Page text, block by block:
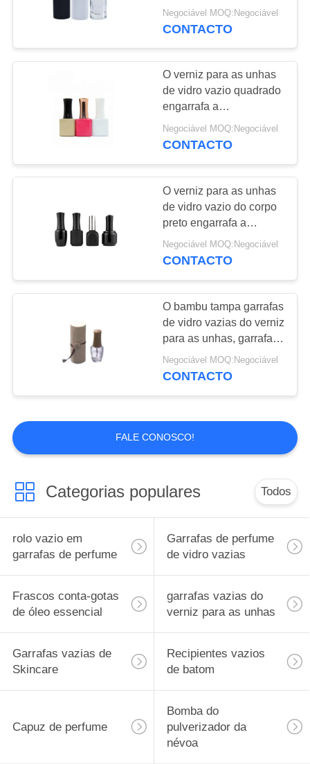
garrafa UV preta do
verniz para as unhas do
Negociável MOQ:Negociável
CONTACTO
O verniz para as unhas
de vidro vazio quadrado
engarrafa a
manipulação da
superfície de impressão
Negociável MOQ:Negociável
CONTACTO
O verniz para as unhas
de vidro vazio do corpo
preto engarrafa a
selagem geada original
do tampão de parafuso
Negociável MOQ:Negociável
CONTACTO
O bambu tampa garrafas
de vidro vazias do verniz
para as unhas, garrafa
clara do verniz para as
unhas 15ml
Negociável MOQ:Negociável
CONTACTO
FALE CONOSCO!
Categorias populares Todos
rolo vazio em
garrafas de perfume
Garrafas de perfume
de vidro vazias
Frascos conta-gotas
de óleo essencial
garrafas vazias do
verniz para as unhas
Garrafas vazias de
Skincare
Recipientes vazios
de batom
Capuz de perfume
Bomba do
pulverizador da
névoa